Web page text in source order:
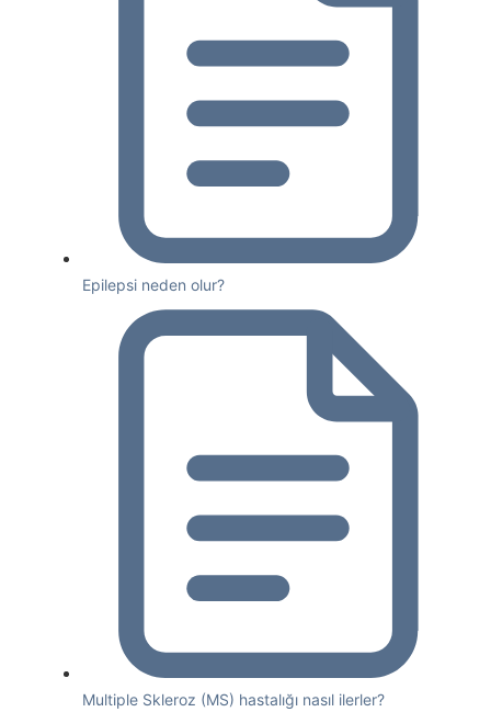
Epilepsi neden olur?
Multiple Skleroz (MS) hastalığı nasıl ilerler?